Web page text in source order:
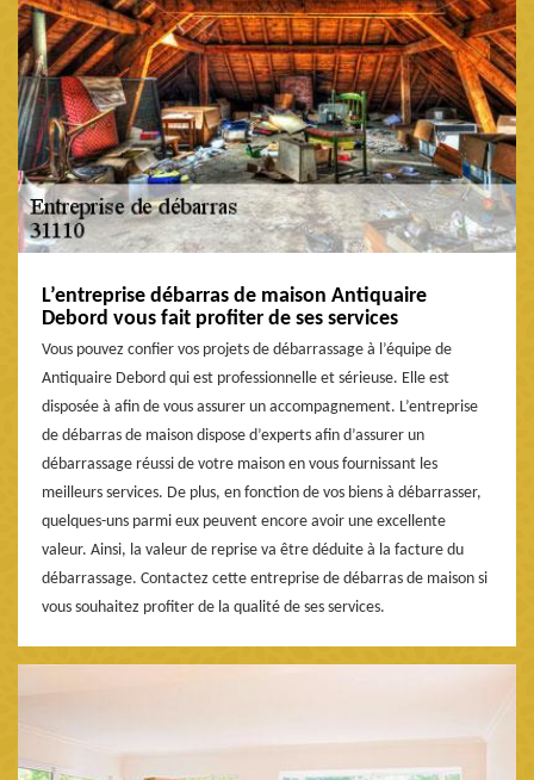
L’entreprise débarras de maison Antiquaire
Debord vous fait profiter de ses services
Vous pouvez confier vos projets de débarrassage à l’équipe de
Antiquaire Debord qui est professionnelle et sérieuse. Elle est
disposée à afin de vous assurer un accompagnement. L’entreprise
de débarras de maison dispose d’experts afin d’assurer un
débarrassage réussi de votre maison en vous fournissant les
meilleurs services. De plus, en fonction de vos biens à débarrasser,
quelques-uns parmi eux peuvent encore avoir une excellente
valeur. Ainsi, la valeur de reprise va être déduite à la facture du
débarrassage. Contactez cette entreprise de débarras de maison si
vous souhaitez profiter de la qualité de ses services.